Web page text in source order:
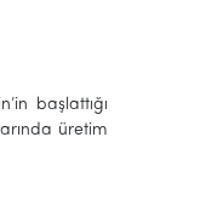
başlattığı
üretim